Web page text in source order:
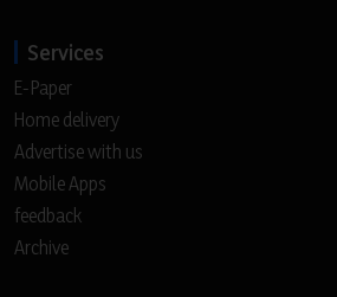
Services
E-Paper
Home delivery
Advertise with us
Mobile Apps
feedback
Archive